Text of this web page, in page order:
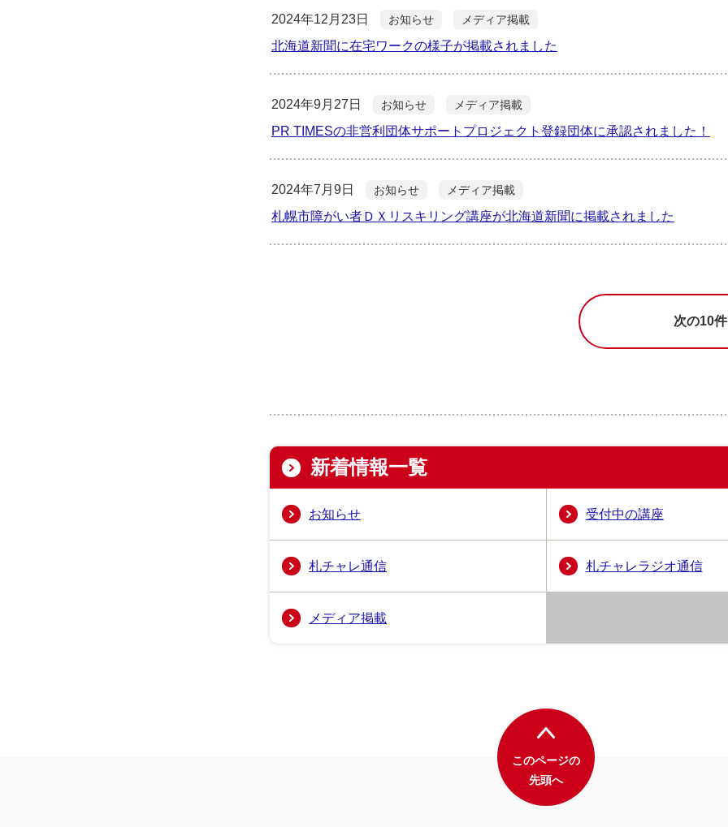
2024年12月23日 お知らせ メディア掲載
北海道新聞に在宅ワークの様子が掲載されました
2024年9月27日 お知らせ メディア掲載
PR TIMESの非営利団体サポートプロジェクト登録団体に承認されました！
2024年7月9日 お知らせ メディア掲載
札幌市障がい者ＤＸリスキリング講座が北海道新聞に掲載されました
次の10件
新着情報一覧
お知らせ 受付中の講座
札チャレ通信 札チャレラジオ通信
メディア掲載
このページの
先頭へ